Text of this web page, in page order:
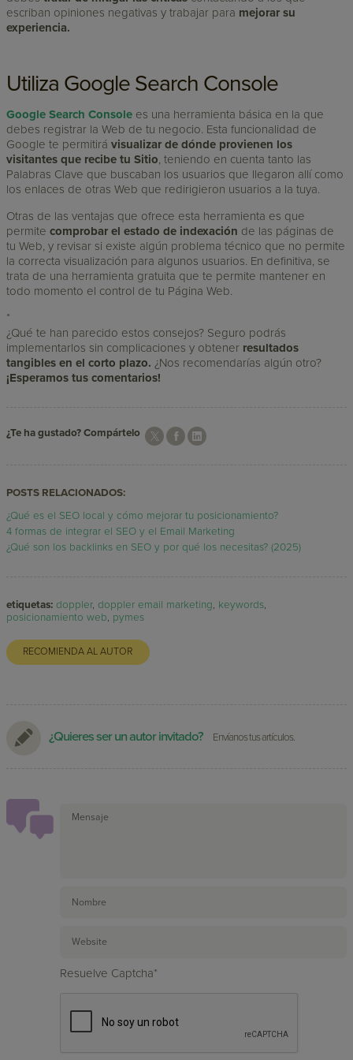
escriban opiniones negativas y trabajar para mejorar su
experiencia.
Utiliza Google Search Console
Google Search Console es una herramienta básica en la que
debes registrar la Web de tu negocio. Esta funcionalidad de
Google te permitirávisualizar de dónde provienen los
visitantes que recibe tu Sitio , teniendo en cuenta tanto las
Palabras Clave que buscaban los usuarios que llegaron allí como
los enlaces de otras Web que redirigieron usuarios a la tuya.
Otras de las ventajas que ofrece esta herramienta es que
permitecomprobar el estado de indexación de las páginas de
tu Web, y revisar si existe algún problema técnico que no permite
la correcta visualización para algunos usuarios. En definitiva, se
trata de una herramienta gratuita que te permite mantener en
todo momento el control de tu Página Web.
*
¿Qué te han parecido estos consejos? Seguro podrás
implementarlos sin complicaciones y obtener resultados
tangibles en el corto plazo. ¿Nos recomendarías algún otro?
¡Esperamos tus comentarios!
¿Te ha gustado? Compártelo
POSTS RELACIONADOS:
¿Qué es el SEO local y cómo mejorar tu posicionamiento?
4 formas de integrar el SEO y el Email Marketing
¿Qué son los backlinks en SEO y por qué los necesitas? (2025)
etiquetas: doppler,doppler email marketing, keywords,
posicionamiento web, pymes
RECOMIENDA AL AUTOR
¿Quieres ser un autor invitado? Envíanos tus artículos.
Resuelve Captcha*